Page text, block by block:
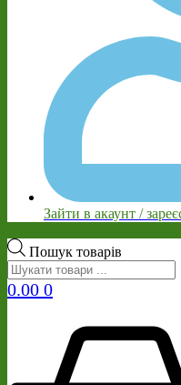
Зайти в акаунт /
Пошук товарів
0.00 0